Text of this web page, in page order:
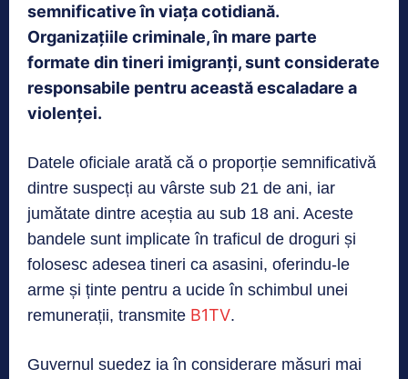
semnificative în viața cotidiană.
Organizațiile criminale, în mare parte
formate din tineri imigranți, sunt considerate
responsabile pentru această escaladare a
violenței.
Datele oficiale arată că o proporție semnificativă
dintre suspecți au vârste sub 21 de ani, iar
jumătate dintre aceștia au sub 18 ani. Aceste
bandele sunt implicate în traficul de droguri și
folosesc adesea tineri ca asasini, oferindu-le
arme și ținte pentru a ucide în schimbul unei
remunerații, transmite B1TV.
Guvernul suedez ia în considerare măsuri mai